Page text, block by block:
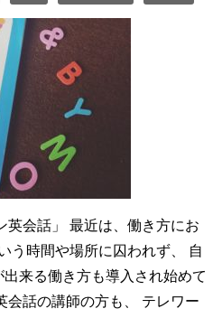
英会話」 最近は、働き方にお
う時間や場所に囚われず、 自
来る働き方も導入され始めて
会話の講師の方も、 テレワー